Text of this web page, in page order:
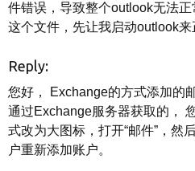
件错误，导致整个outlook无法
这个文件，先让我启动outlook来
Reply:
您好， Exchange的方式添加的
通过Exchange服务器获取的，
式改为大图标，打开“邮件”，然
户重新添加账户。